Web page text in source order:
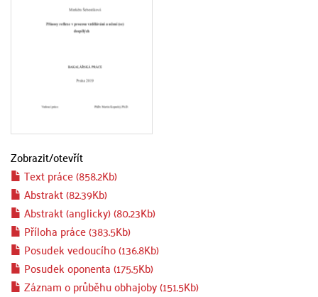
Zobrazit/otevřít
Text práce (858.2Kb)
Abstrakt (82.39Kb)
Abstrakt (anglicky) (80.23Kb)
Příloha práce (383.5Kb)
Posudek vedoucího (136.8Kb)
Posudek oponenta (175.5Kb)
Záznam o průběhu obhajoby (151.5Kb)